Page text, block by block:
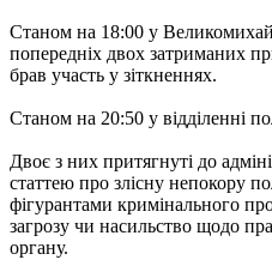
Станом на 18:00 у
попередніх двох затриманих
брав участь у зіткненнях.
Станом на 20:50 у відділенні
Двоє з них притягнуті до
статтею про злісну непокору
фігурантами кримінального
загрозу чи насильство щодо
органу.